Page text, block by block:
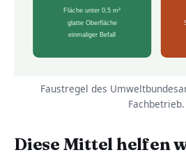
Fläche unter 0,5 m²
glatte Oberfläche
einmaliger Befall
Faustregel des
Fachbetrieb.
Diese Mittel helfen